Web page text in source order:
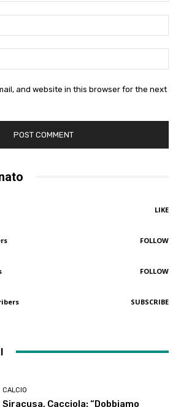
and website in this browser for the next
LIKE
FOLLOW
FOLLOW
SUBSCRIBE
CALCIO
Siracusa, Cacciola: “Dobbiamo